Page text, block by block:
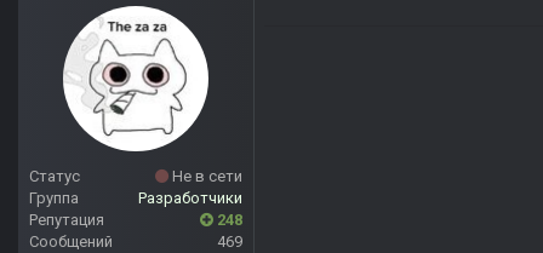
Статус
Не в сети
Группа
Разработчики
Репутация
248
Сообщений
469